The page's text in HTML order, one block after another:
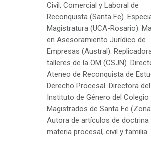
Civil, Comercial y Laboral de
Reconquista (Santa Fe).
Magistratura (UCA-Rosario).
en Asesoramiento Jurídico de
Empresas (Austral).
talleres de la OM (CSJN).
Ateneo de Reconquista de
Derecho Procesal. Directora del
Instituto de Género del Colegio
Magistrados de Santa Fe
Autora de artículos de doctrina
materia procesal, civil y familia.